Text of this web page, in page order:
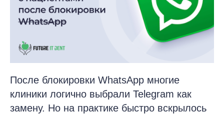
После блокировки WhatsApp многие
клиники логично выбрали Telegram как
замену. Но на практике быстро вскрылось